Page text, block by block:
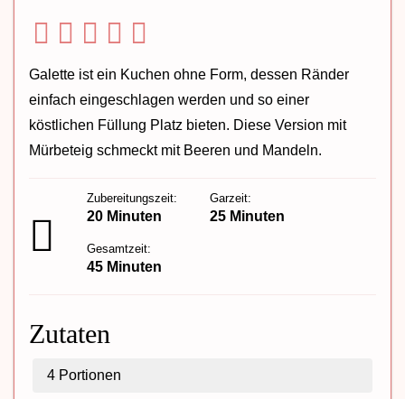
Galette ist ein Kuchen ohne Form, dessen Ränder
einfach eingeschlagen werden und so einer
köstlichen Füllung Platz bieten. Diese Version mit
Mürbeteig schmeckt mit Beeren und Mandeln.
Zubereitungszeit:
20 Minuten
Garzeit:
25 Minuten
Gesamtzeit:
45 Minuten
Zutaten
4 Portionen